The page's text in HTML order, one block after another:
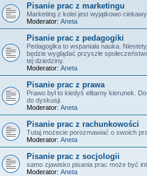
Pisanie prac z marketingu
Marketing z kolei jest wyjątkowo
Moderator: Aneta
Pisanie prac z pedagogiki
Pedagogika to wspaniała nauka.
będzie wyglądać przyszłe
tej dziedziny.
Moderator: Aneta
Pisanie prac z prawa
Prawo był to kiedyś elitarny kierunek.
do dyskusji.
Moderator: Aneta
Pisanie prac z rachunkowości
Tutaj możecie porozmawiać o swoich
Moderator: Aneta
Pisanie prac z socjologii
samo zjawisko pisania prac może być
Moderator: Aneta